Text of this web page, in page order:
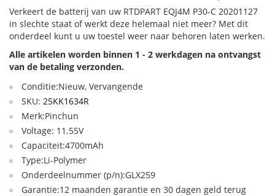
Verkeert de batterij van uw RTDPART EQJ4M P30-C 20201127
in slechte staat of werkt deze helemaal niet meer? Met dit
onderdeel kunt u uw toestel weer naar behoren laten werken.
Alle artikelen worden binnen 1 - 2 werkdagen na ontvangst
van de betaling verzonden.
Conditie:Nieuw, Vervangende
SKU: 25KK1634R
Merk:Pinchun
Voltage: 11.55V
Capaciteit:4700mAh
Type:Li-Polymer
Onderdeelnummer (p/n):GLX259
Garantie:12 maanden garantie en 30 dagen geld terug